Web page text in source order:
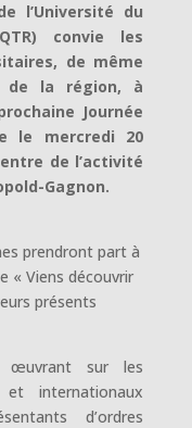
l’Université du
convie les
de même
de la région, à
Journée
le mercredi 20
de l’activité
Gagnon.
prendront part à
« Viens découvrir
présents
œuvrant sur les
internationaux
d’ordres